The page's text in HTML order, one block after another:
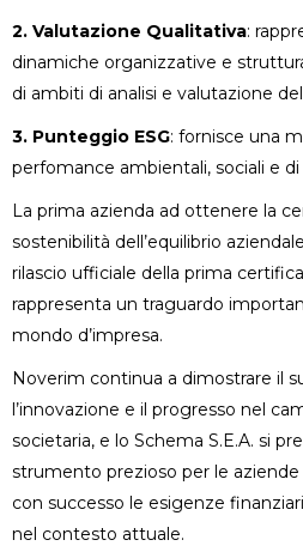
2. Valutazione Qualitativa:
dinamiche organizzative e
di ambiti di analisi e valutazione
3. Punteggio ESG: fornisce una
perfomance ambientali, sociali e
La prima azienda ad ottenere la
sostenibilità dell’equilibrio
rilascio ufficiale della prima
rappresenta un traguardo
mondo d’impresa.
Noverim continua a dimostrare il
l’innovazione e il progresso nel
societaria, e lo Schema S.E.A. si
strumento prezioso per le
con successo le esigenze
nel contesto attuale.